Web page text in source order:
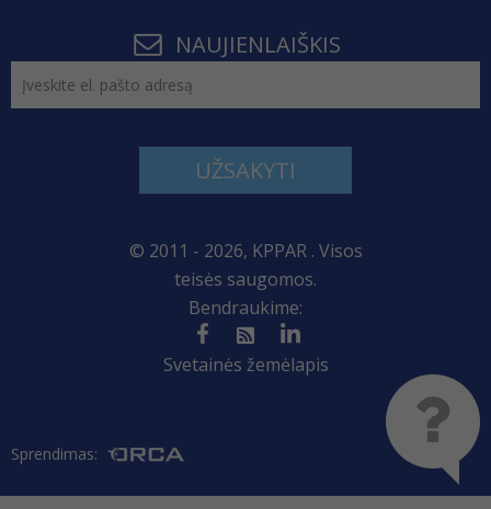
NAUJIENLAIŠKIS
UŽSAKYTI
© 2011 - 2026, KPPAR . Visos
teisės saugomos.
Bendraukime:
Svetainės žemėlapis
Sprendimas: